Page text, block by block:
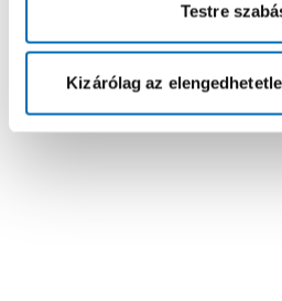
Testre
Kizárólag az